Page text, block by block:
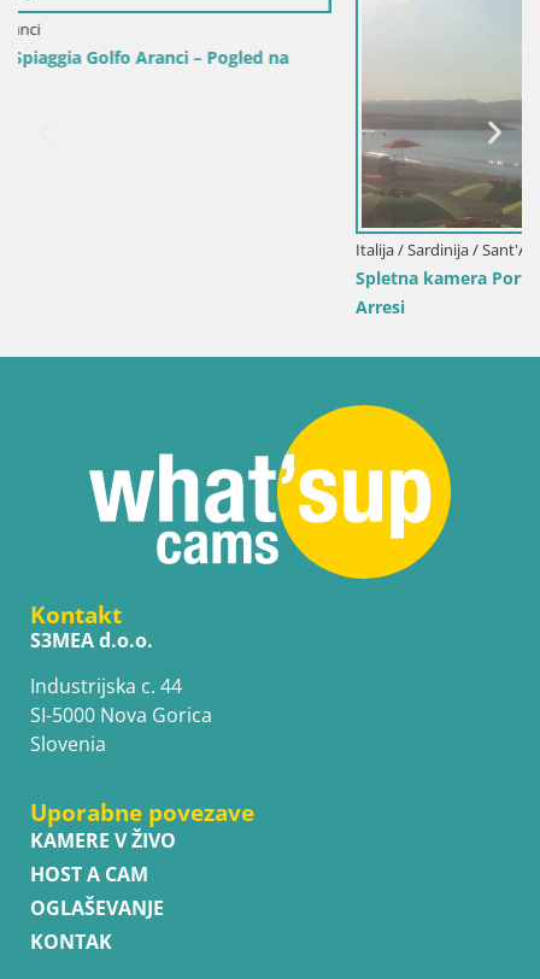
na
Spletna kamera Porto Pino – Pogled v živo iz
Kontakt
S3MEA d.o.o.
Industrijska c. 44
SI-5000 Nova Gorica
Slovenia
Uporabne povezave
KAMERE V ŽIVO
HOST A CAM
OGLAŠEVANJE
KONTAK